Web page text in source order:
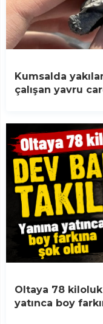
Kumsalda
çalışan yavru
Oltaya 78 kiloluk
yatınca boy